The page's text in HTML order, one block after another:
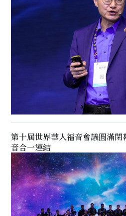
第十屆世界華人福音會議圓滿
音合一連結